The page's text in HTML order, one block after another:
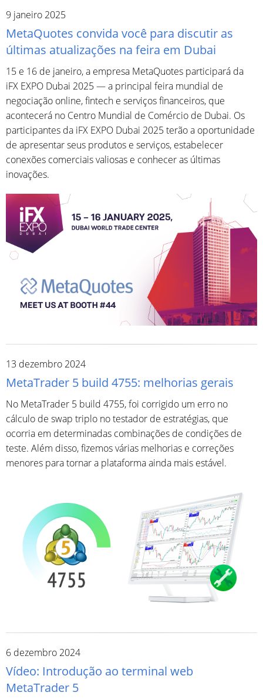
9 janeiro 2025
MetaQuotes convida você para discutir as
últimas atualizações na feira em Dubai
15 e 16 de janeiro, a empresa MetaQuotes participará da
iFX EXPO Dubai 2025 — a principal feira mundial de
negociação online, fintech e serviços financeiros, que
acontecerá no Centro Mundial de Comércio de Dubai. Os
participantes da iFX EXPO Dubai 2025 terão a oportunidade
de apresentar seus produtos e serviços, estabelecer
conexões comerciais valiosas e conhecer as últimas
inovações.
13 dezembro 2024
MetaTrader 5 build 4755: melhorias gerais
No MetaTrader 5 build 4755, foi corrigido um erro no
cálculo de swap triplo no testador de estratégias, que
ocorria em determinadas combinações de condições de
teste. Além disso, fizemos várias melhorias e correções
menores para tornar a plataforma ainda mais estável.
6 dezembro 2024
Vídeo: Introdução ao terminal web
MetaTrader 5